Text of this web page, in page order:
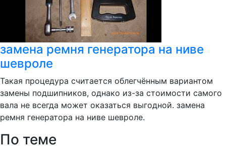
замена ремня генератора на ниве
шевроле
Такая процедура считается облегчённым вариантом
замены подшипников, однако из-за стоимости самого
вала не всегда может оказаться выгодной. замена
ремня генератора на ниве шевроле.
По теме